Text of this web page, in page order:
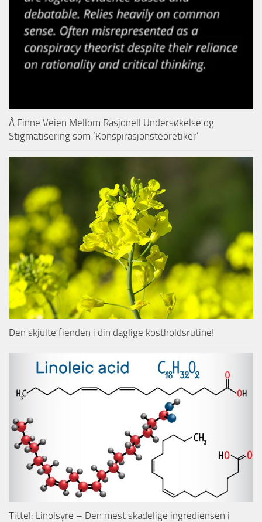
Å Finne Veien Mellom Rasjonell Undersøkelse og
Stigmatisering som ‘Konspirasjonsteoretiker’
Den skjulte fienden i din daglige kostholdsrutine!
Tittel: Linolsyre – Den mest skadelige ingrediensen i